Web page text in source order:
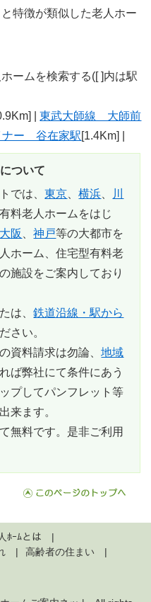
特徴が類似した老人ホー
ームを検索する([ ]内は駅
|東武大師線 大師前
ナー 谷在家駅[1.4Km] |
ついて
では、東京 、横浜
川
料老人ホームをはじ
大阪 、神戸等の大都市を
ホーム、住宅型有料老
施設をご案内しており
たは、鉄道沿線・駅から
さい。
資料請求は勿論、地域
ば弊社にて条件にあう
プしてパンフレット等
来ます。
無料です。是非ご利用
ﾎｰﾑとは
高齢者の住まい